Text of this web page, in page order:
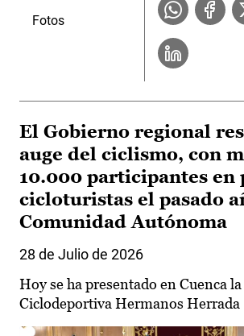
Fotos
El Gobierno regional
auge del ciclismo, con
10.000 participantes en
cicloturistas el pasado
Comunidad Autónoma
28 de Julio de 2026
Hoy se ha presentado en Cuenca
Ciclodeportiva Hermanos Herrada